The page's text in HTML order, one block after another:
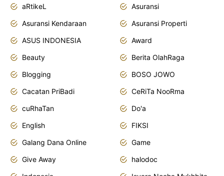
aRtikeL
Asuransi
Asuransi Kendaraan
Asuransi Properti
ASUS INDONESIA
Award
Beauty
Berita OlahRaga
Blogging
BOSO JOWO
Cacatan PriBadi
CeRiTa NooRma
cuRhaTan
Do'a
English
FIKSI
Galang Dana Online
Game
Give Away
halodoc